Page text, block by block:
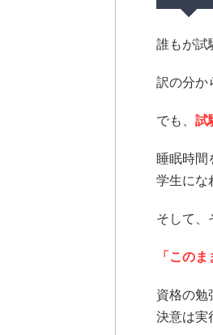
誰もが試
訳の分か
でも、 試
睡眠時間
学生にな
そして、
「この
資格の勉
決意は実